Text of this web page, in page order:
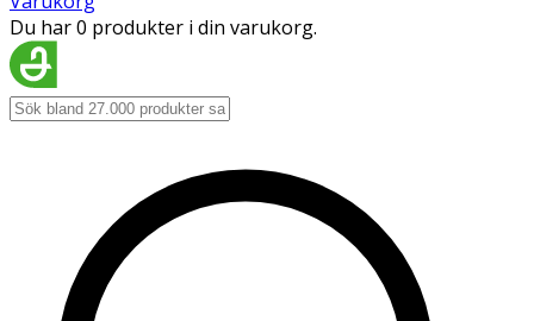
Du har 0 produkter i din varukorg.